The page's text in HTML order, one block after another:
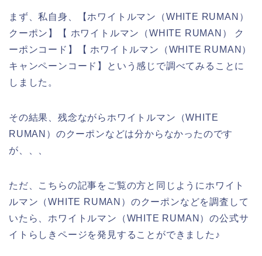
まず、私自身、【ホワイトルマン（WHITE RUMAN）
クーポン】【 ホワイトルマン（WHITE RUMAN） ク
ーポンコード】【 ホワイトルマン（WHITE RUMAN）
キャンペーンコード】という感じで調べてみることに
しました。
その結果、残念ながらホワイトルマン（WHITE
RUMAN）のクーポンなどは分からなかったのです
が、、、
ただ、こちらの記事をご覧の方と同じようにホワイト
ルマン（WHITE RUMAN）のクーポンなどを調査して
いたら、ホワイトルマン（WHITE RUMAN）の公式サ
イトらしきページを発見することができました♪